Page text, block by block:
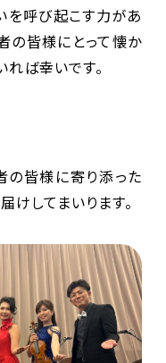
を呼び起こす力があ
の皆様にとって懐か
れば幸いです。
の皆様に寄り添った
けしてまいります。